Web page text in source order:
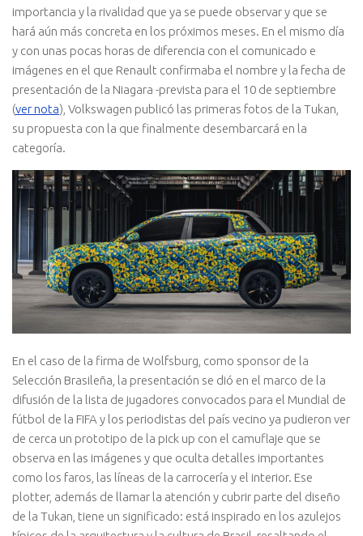
importancia y la rivalidad que ya se puede observar y que se
hará aún más concreta en los próximos meses. En el mismo día
y con unas pocas horas de diferencia con el comunicado e
imágenes en el que Renault confirmaba el nombre y la fecha de
presentación de la Niagara -prevista para el 10 de septiembre
(ver nota), Volkswagen publicó las primeras fotos de la Tukan,
su propuesta con la que finalmente desembarcará en la
categoría.
En el caso de la firma de Wolfsburg, como sponsor de la
Selección Brasileña, la presentación se dió en el marco de la
difusión de la lista de jugadores convocados para el Mundial de
fútbol de la FIFA y los periodistas del país vecino ya pudieron ver
de cerca un prototipo de la pick up con el camuflaje que se
observa en las imágenes y que oculta detalles importantes
como los faros, las líneas de la carrocería y el interior. Ese
plotter, además de llamar la atención y cubrir parte del diseño
de la Tukan, tiene un significado: está inspirado en los azulejos